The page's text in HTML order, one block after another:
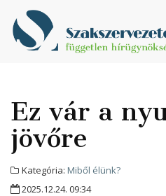
Ez vár a
jövőre
Kategória: Miből élünk?
2025.12.24. 09:34